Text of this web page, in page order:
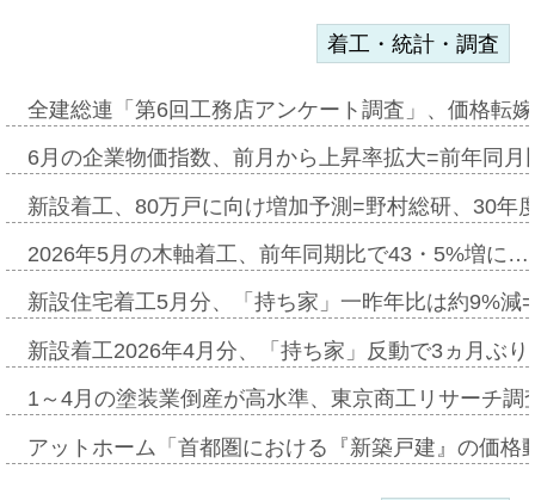
着工・統計・調査
全建総連「第6回工務店アンケート調査」、価格転
6月の企業物価指数、前月から上昇率拡大=前年同
新設着工、80万戸に向け増加予測=野村総研、30年
2026年5月の木軸着工、前年同期比で43・5%増に…
新設住宅着工5月分、「持ち家」一昨年比は約9%
新設着工2026年4月分、「持ち家」反動で3ヵ月ぶ
1～4月の塗装業倒産が高水準、東京商工リサーチ
アットホーム「首都圏における『新築戸建』の価